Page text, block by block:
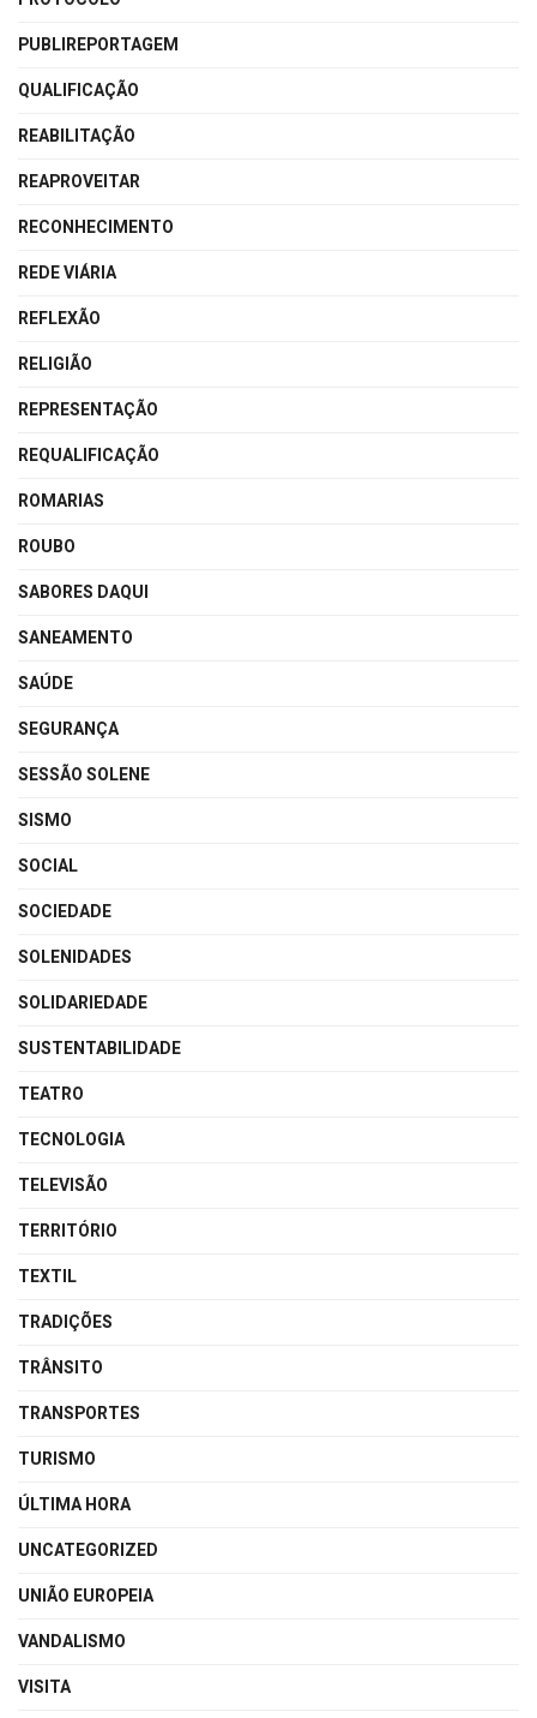
PUBLIREPORTAGEM
QUALIFICAÇÃO
REABILITAÇÃO
REAPROVEITAR
RECONHECIMENTO
REDE VIÁRIA
REFLEXÃO
RELIGIÃO
REPRESENTAÇÃO
REQUALIFICAÇÃO
ROMARIAS
ROUBO
SABORES DAQUI
SANEAMENTO
SAÚDE
SEGURANÇA
SESSÃO SOLENE
SISMO
SOCIAL
SOCIEDADE
SOLENIDADES
SOLIDARIEDADE
SUSTENTABILIDADE
TEATRO
TECNOLOGIA
TELEVISÃO
TERRITÓRIO
TEXTIL
TRADIÇÕES
TRÂNSITO
TRANSPORTES
TURISMO
ÚLTIMA HORA
UNCATEGORIZED
UNIÃO EUROPEIA
VANDALISMO
VISITA